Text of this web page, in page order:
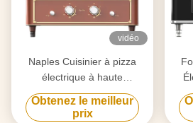
vidéo
Naples Cuisinier à pizza
électrique à haute
température à 600 ° C
Obtenez le meilleur
prix